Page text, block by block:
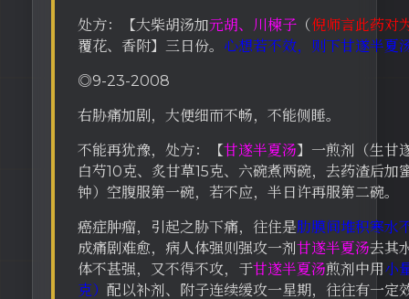
处方：【大柴胡汤加元胡、川楝子 （倪师言此药对
覆花、香附】三日份。 心想若不效，则下甘遂半夏
◎9-23-2008
右胁痛加剧，大便细而不畅，不能侧睡。
不能再犹豫，处方：【甘遂半夏汤】一煎剂（生甘
白芍10克、炙甘草15克、六碗煮两碗，去药渣后加
钟）空腹服第一碗，若不应，半日许再服第二碗。
癌症肿瘤，引起之胁下痛，往住是肋膜间堆积寒水
成痛剧难愈，病人体强则强攻一剂甘遂半夏汤去其
体不甚强，又不得不攻，于甘遂半夏汤煎剂中用小
克） 配以补剂、附子连续缓攻一星期，往往有一定